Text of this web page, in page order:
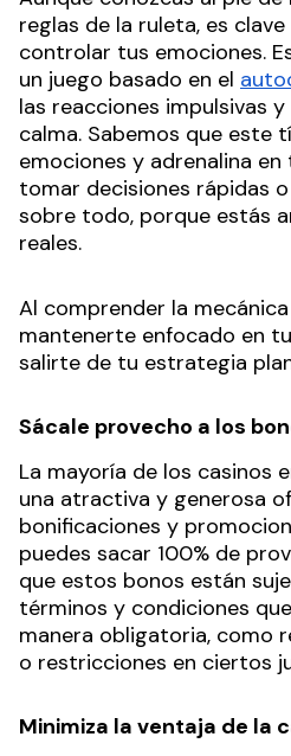
reglas de la ruleta, es
controlar tus emociones.
un juego basado en el
las reacciones impulsivas
calma. Sabemos que este
emociones y adrenalina
tomar decisiones rápidas
sobre todo, porque estás
reales.
Al comprender la
mantenerte enfocado en
salirte de tu estrategia
Sácale provecho a los
La mayoría de los casinos
una atractiva y generosa
bonificaciones y
puedes sacar 100% de
que estos bonos están
términos y condiciones
manera obligatoria, como
o restricciones en ciertos
Minimiza la ventaja de la